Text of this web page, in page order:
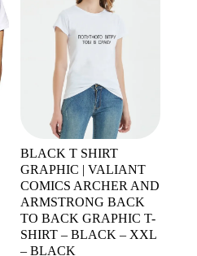
BLACK T SHIRT
GRAPHIC | VALIANT
COMICS ARCHER AND
ARMSTRONG BACK
TO BACK GRAPHIC T-
SHIRT – BLACK – XXL
– BLACK